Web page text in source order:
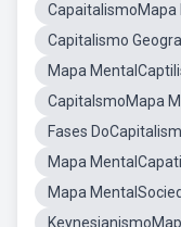
CapaitalismoMapa
Capitalismo
Mapa
CapitalsmoMapa
Fases
Mapa
Mapa